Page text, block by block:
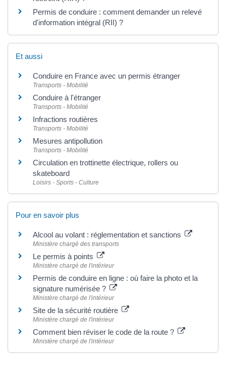
Permis de conduire : comment demander un relevé
d'information intégral (RII) ?
Et aussi
Conduire en France avec un permis étranger
Transports - Mobilité
Conduire à l'étranger
Transports - Mobilité
Infractions routières
Transports - Mobilité
Mesures antipollution
Transports - Mobilité
Circulation en trottinette électrique, rollers ou
skateboard
Loisirs - Sports - Culture
Pour en savoir plus
Alcool au volant : réglementation et sanctions
Ministère chargé des transports
Le permis à points
Ministère chargé de l'intérieur
Permis de conduire en ligne : où faire la photo et la
signature numérisée ?
Ministère chargé de l'intérieur
Site de la sécurité routière
Ministère chargé de l'intérieur
Comment bien réviser le code de la route ?
Ministère chargé de l'intérieur